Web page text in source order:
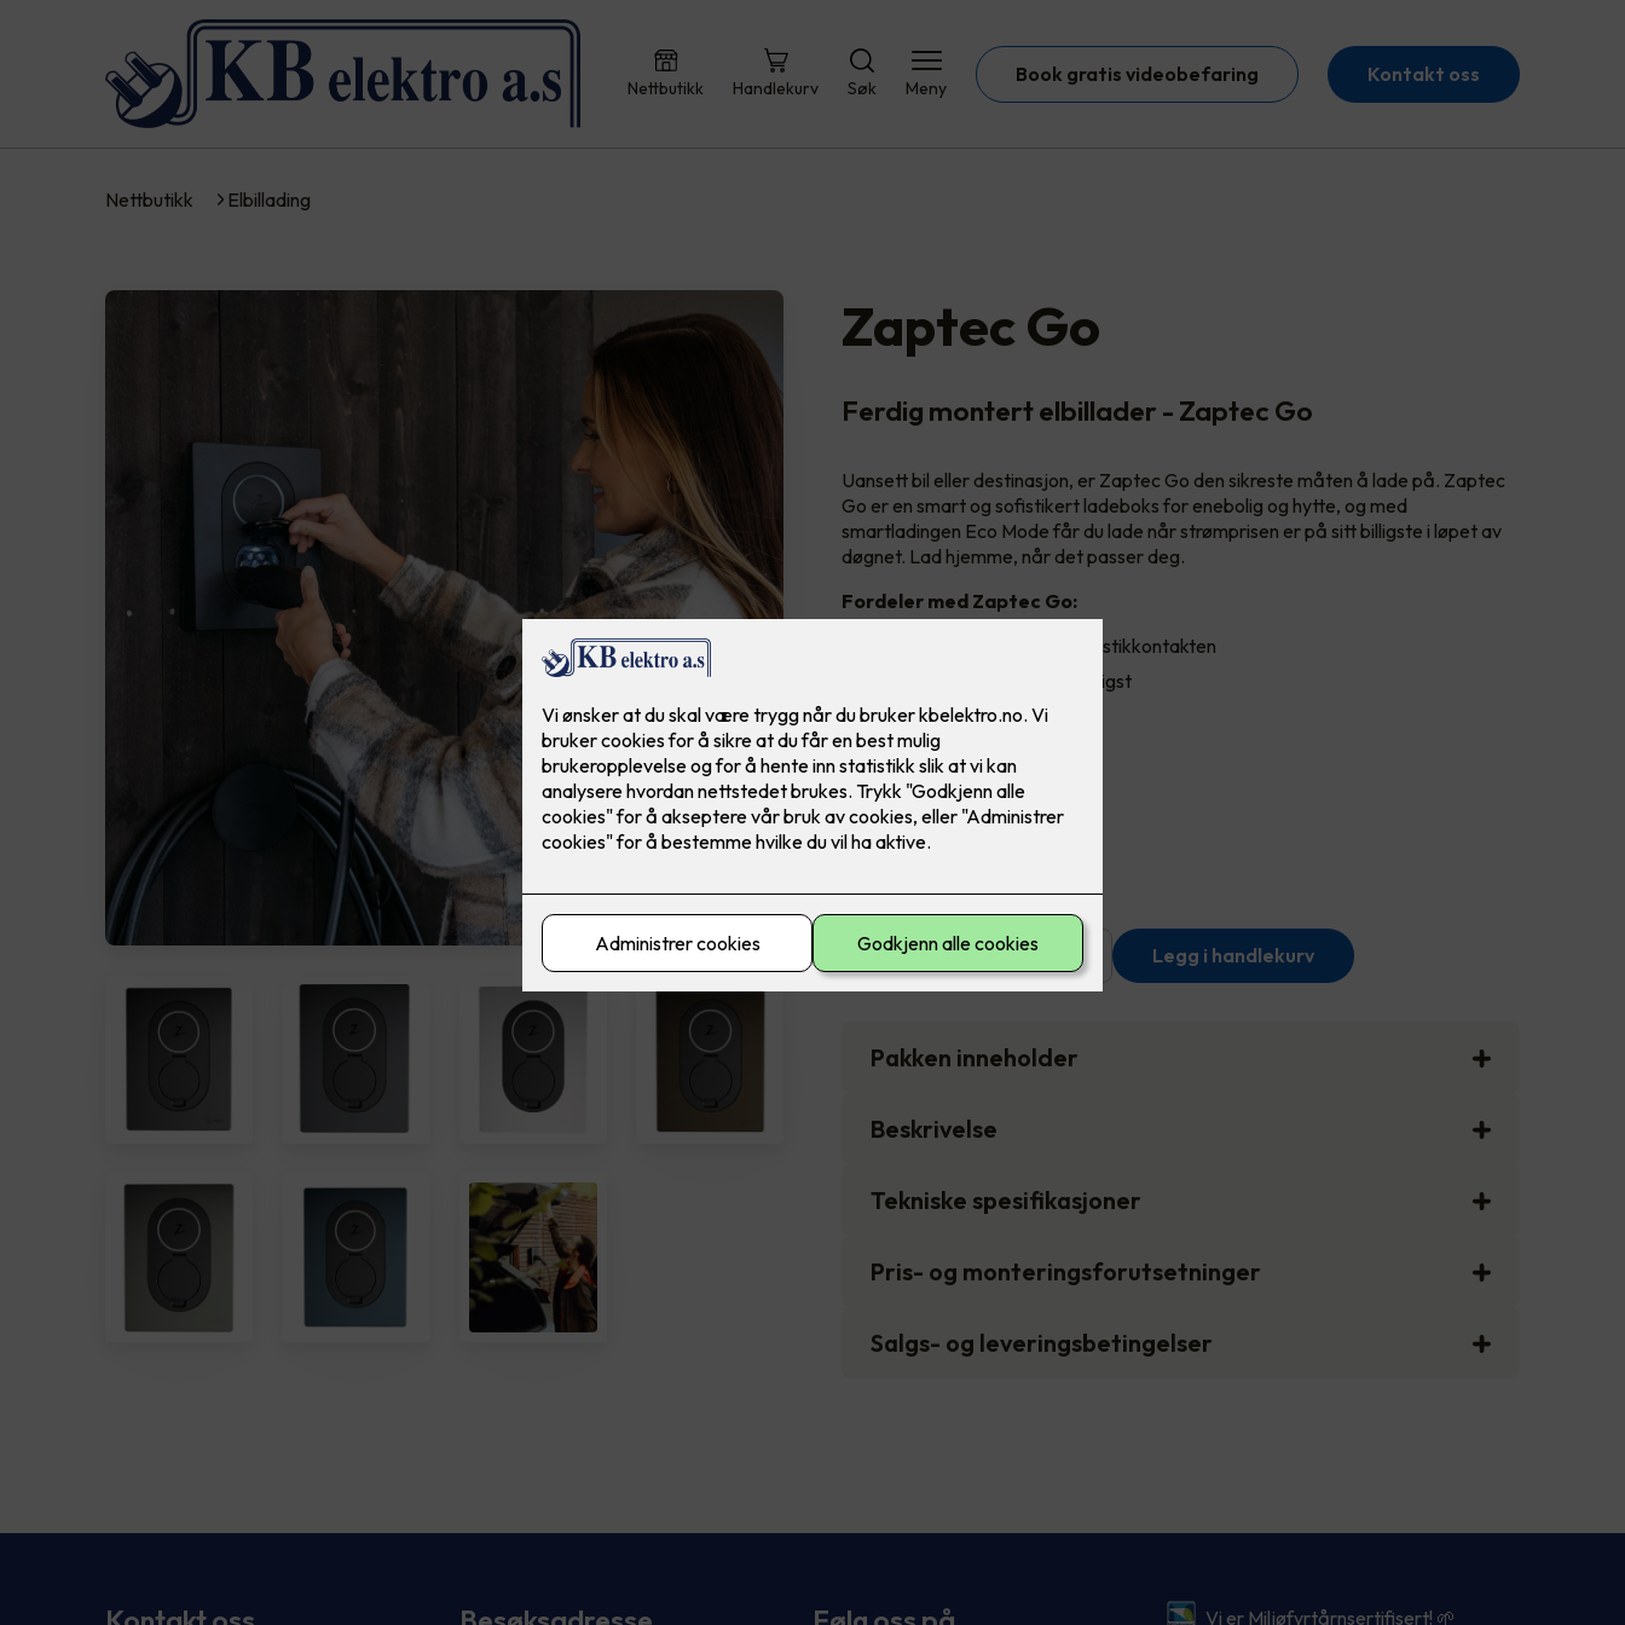
Nettbutikk Handlekurv Søk Meny
Book gratis videobefaring Kontakt oss
Nettbutikk Elbillading
Zaptec Go
Ferdig montert elbillader - Zaptec Go
Uansett bil eller destinasjon, er Zaptec Go den sikreste måten å lade på. Zaptec
Go er en smart og sofistikert ladeboks for enebolig og hytte, og med
smartladingen Eco Mode får du lade når strømprisen er på sitt billigste i løpet av
døgnet. Lad hjemme, når det passer deg.
Fordeler med Zaptec Go:
Lader opptil 10 x raskere enn stikkontakten
Kan lade når strømmen er billigst
Liten i størrelse
5 års garanti
Kommer i 6 lekre farger
16,990
Antall - + Legg i handlekurv
Pakken inneholder
Beskrivelse
Tekniske spesifikasjoner
Pris- og monteringsforutsetninger
Salgs- og leveringsbetingelser
Vi er Miljøfyrtårnsertifisert! 🌱